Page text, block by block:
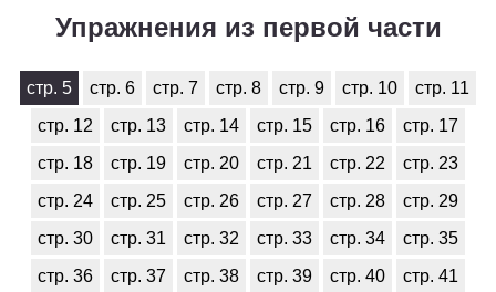
Упражнения из первой части
стр. 5 стр. 6 стр. 7 стр. 8 стр. 9 стр. 10
стр. 11
стр. 12
стр. 13 стр. 14 стр. 15 стр. 16
стр. 17
стр. 18
стр. 19 стр. 20 стр. 21 стр. 22
стр. 23
стр. 24
стр. 25 стр. 26 стр. 27 стр. 28
стр. 29
стр. 30
стр. 31 стр. 32 стр. 33 стр. 34
стр. 35
стр. 36
стр. 37 стр. 38 стр. 39 стр. 40
стр. 41